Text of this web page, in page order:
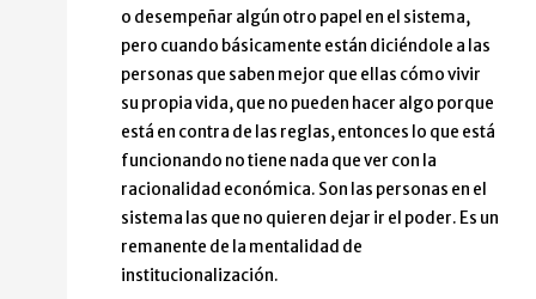
o desempeñar algún otro papel en el sistema,
pero cuando básicamente están diciéndole a las
personas que saben mejor que ellas cómo vivir
su propia vida, que no pueden hacer algo porque
está en contra de las reglas, entonces lo que está
funcionando no tiene nada que ver con la
racionalidad económica. Son las personas en el
sistema las que no quieren dejar ir el poder. Es un
remanente de la mentalidad de
institucionalización.